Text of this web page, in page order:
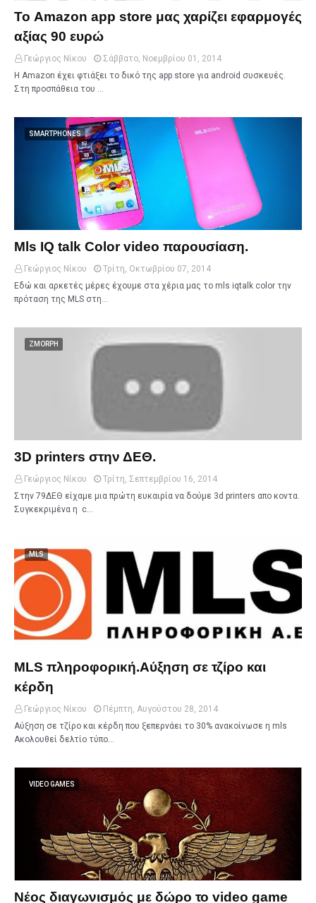
Το Amazon app store μας χαρίζει εφαρμογές
αξίας 90 ευρώ
Γεώργιος Νίκου
Σάββατο, Νοεμβρίου 01, 2014
H Amazon έχει φτιάξει το δικό της app store για android συσκευές.
Στη προσπάθεια του …
SMARTPHONES
Mls IQ talk Color video παρουσίαση.
Γεώργιος Νίκου
Τρίτη, Οκτωβρίου 07, 2014
Εδώ και αρκετές μέρες έχουμε στα χέρια μας το mls iqtalk color την
πρόταση της MLS στη…
ZMORPH
3D printers στην ΔΕΘ.
Γεώργιος Νίκου
Τρίτη, Σεπτεμβρίου 16, 2014
Στην 79ΔΕΘ είχαμε μια πρώτη ευκαιρία να δούμε 3d printers απο κοντα.
Συγκεκριμένα η c…
MLS
MLS πληροφορική.Αύξηση σε τζίρο και
κέρδη
Γεώργιος Νίκου
Πέμπτη, Αυγούστου 28, 2014
Αύξηση σε τζίρο και κέρδη που ξεπερνάει το 30% ανακοίνωσε η mls
Ακολουθεί δελτίο τύπο…
VIDEO GAMES
Νέος διαγωνισμός με δώρο το video game